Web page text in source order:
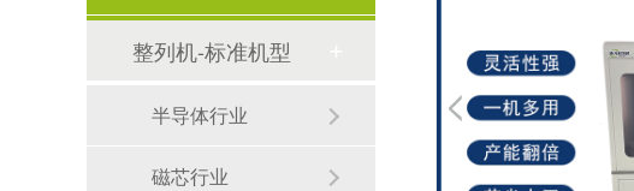
整列机-标准机型
半导体行业
磁芯行业